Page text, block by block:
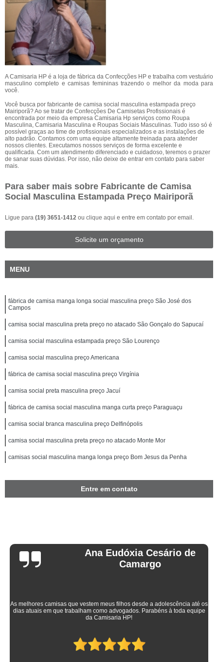
A Camisaria HP é a loja de fábrica da Confecções HP e trabalha com vestuário
masculino completo e camisas femininas trazendo o melhor da moda para
você.
Você busca por fabricante de camisa social masculina estampada preço
Mairiporã? Ao se tratar de Confecções De Camisetas Profissionais é
encontrada por meio da empresa Camisaria Hp serviços como Roupa
Masculina, Camisaria Masculina e Roupas Sociais Masculinas. Tudo isso só é
possível graças ao time de profissionais especializados e as instalações de
alto padrão. Contamos com uma equipe altamente treinada para atender
nossos clientes. Executamos nossos serviços de forma excelente e
qualificada. Com um atendimento diferenciado e cuidadoso, teremos o prazer
de sanar suas dúvidas. Por isso, não deixe de entrar em contato para saber
mais.
Para saber mais sobre Fabricante de Camisa
Social Masculina Estampada Preço Mairiporã
Ligue para (19) 3651-1412 ou clique aqui e entre em contato por email.
Solicite um orçamento
MENU
fábrica de camisa manga longa social masculina preço São José dos
Campos
camisa social masculina preta preço no atacado São Gonçalo do Sapucaí
camisa social masculina estampada preço São Lourenço
camisa social masculina preço Americana
fábrica de camisa social masculina preço Virgínia
camisa social preta masculina preço Jacuí
fábrica de camisa social masculina manga curta preço Paraguaçu
camisa social branca masculina preço Delfinópolis
camisa social masculina preta preço no atacado Monte Mor
camisas social masculina manga longa preço Bom Jesus da Penha
Entre em contato
Ana Eudóxia Cesário de
Camargo
As melhores camisas que vestem meus filhos desde a adolescência até os
dias atuais em que trabalham como advogados. Parabéns à toda equipe
da Camisaria HP!